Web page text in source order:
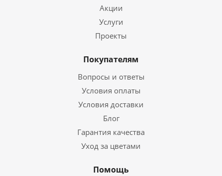
Акции
Услуги
Проекты
Покупателям
Вопросы и ответы
Условия оплаты
Условия доставки
Блог
Гарантия качества
Уход за цветами
Помощь